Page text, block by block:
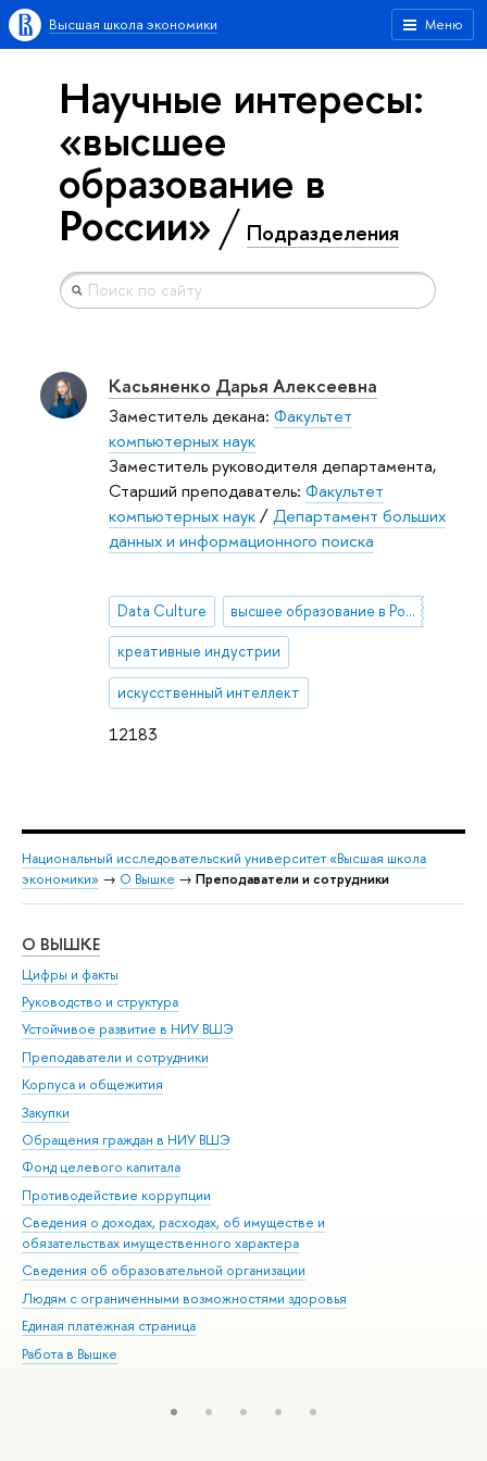
Меню
Высшая школа экономики
Научные интересы:
«высшее
образование в
России» Подразделения
12183
Касьяненко Дарья Алексеевна
Заместитель декана: Факультет
компьютерных наук
Заместитель руководителя департамента,
Старший преподаватель: Факультет
компьютерных наук/Департамент больших
данных и информационного поиска
Data Culture высшее образование в России
креативные индустрии
искусственный интеллект
Национальный исследовательский университет «Высшая школа
экономики» → О Вышке → Преподаватели и сотрудники
О ВЫШКЕ
Цифры и факты
Руководство и структура
Устойчивое развитие в НИУ ВШЭ
Преподаватели и сотрудники
Корпуса и общежития
Закупки
Обращения граждан в НИУ ВШЭ
Фонд целевого капитала
Противодействие коррупции
Сведения о доходах, расходах, об имуществе и
обязательствах имущественного характера
Сведения об образовательной организации
Людям с ограниченными возможностями здоровья
Единая платежная страница
Работа в Вышке